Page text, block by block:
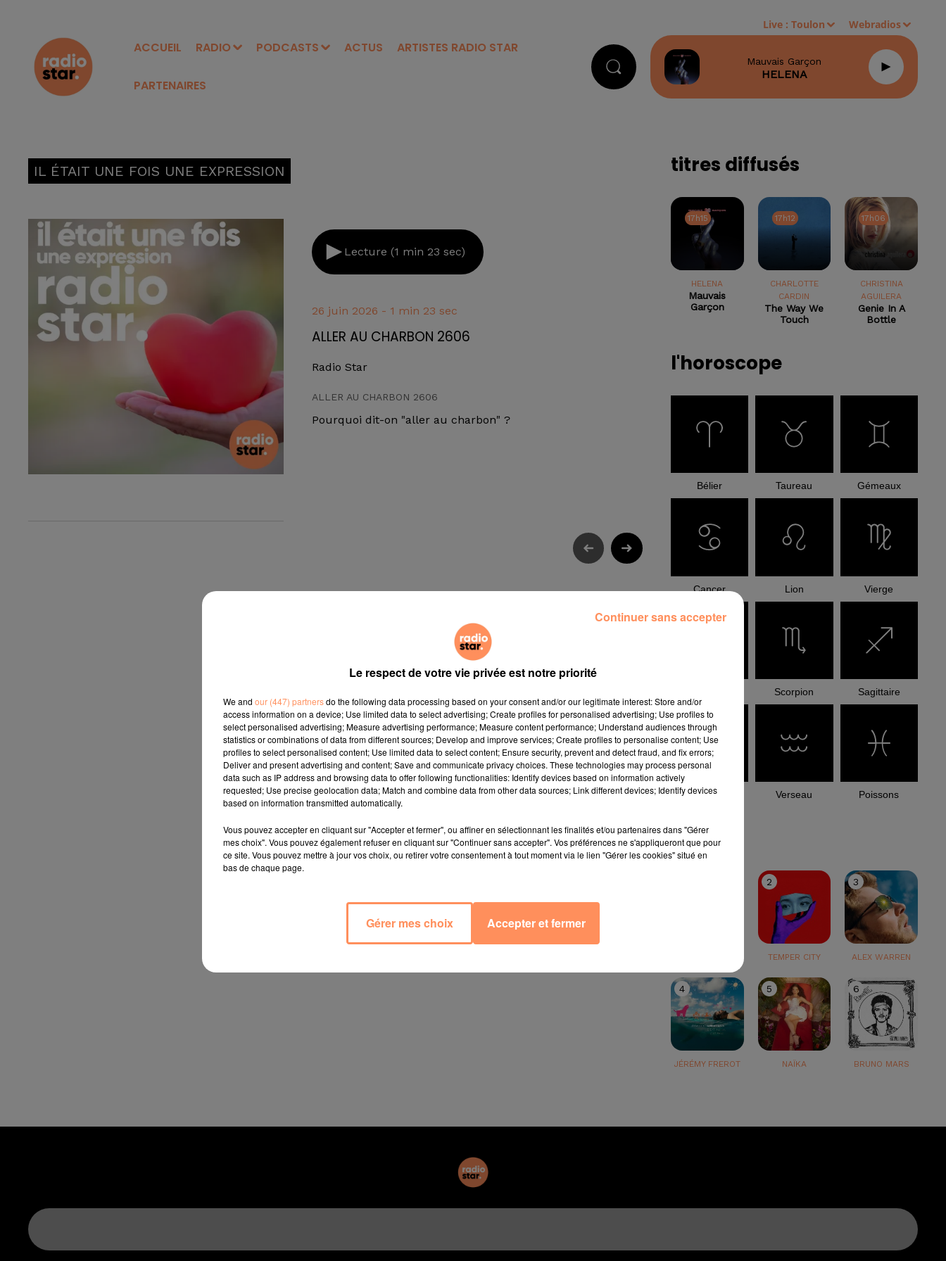
ACCUEIL RADIO PODCASTS ACTUS ARTISTES RADIO STAR
PARTENAIRES
Live :Toulon Webradios
Mauvais Garçon
HELENA
IL ÉTAIT UNE FOIS UNE EXPRESSION
Lecture (1 min 23 sec)
26 juin 2026 - 1 min 23 sec
ALLER AU CHARBON 2606
Radio Star
ALLER AU CHARBON 2606
Pourquoi dit-on "aller au charbon" ?
titres diffusés
17h15
17h15
HELENA
Mauvais
Garçon
17h12
17h12
CHARLOTTE
CARDIN
The Way We
Touch
17h06
17h06
CHRISTINA
AGUILERA
Genie In A
Bottle
l'horoscope
Bélier Taureau Gémeaux
Cancer Lion Vierge
Scorpion Sagittaire
Capricorne Verseau Poissons
le top
2
TEMPER CITY
3
ALEX WARREN
4
JÉRÉMY FREROT
5
NAÏKA
6
BRUNO MARS
Le respect de votre vie privée est notre priorité
We and our (447) partnersdo the following data processing based on your consent and/or our legitimate interest: Store and/or
access information on a device; Use limited data to select advertising; Create profiles for personalised advertising; Use profiles to
select personalised advertising; Measure advertising performance; Measure content performance; Understand audiences through
statistics or combinations of data from different sources; Develop and improve services; Create profiles to personalise content; Use
profiles to select personalised content; Use limited data to select content; Ensure security, prevent and detect fraud, and fix errors;
Deliver and present advertising and content; Save and communicate privacy choices. These technologies may process personal
data such as IP address and browsing data to offer following functionalities: Identify devices based on information actively
requested; Use precise geolocation data; Match and combine data from other data sources; Link different devices; Identify devices
based on information transmitted automatically.
Vous pouvez accepter en cliquant sur "Accepter et fermer", ou affiner en sélectionnant les finalités et/ou partenaires dans "Gérer
mes choix". Vous pouvez également refuser en cliquant sur "Continuer sans accepter". Vos préférences ne s'appliqueront que pour
ce site. Vous pouvez mettre à jour vos choix, ou retirer votre consentement à tout moment via le lien "Gérer les cookies" situé en
bas de chaque page.
Gérer mes choix Accepter et fermer
Continuer sans accepter